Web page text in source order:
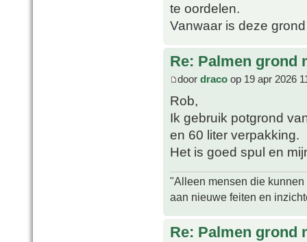
te oordelen.
Vanwaar is deze
Re: Palmen grond
door draco op 19 apr 2026
Rob,
Ik gebruik potgrond
en 60 liter verpakking.
Het is goed spul en
"Alleen mensen die
aan nieuwe feiten en
Re: Palmen grond